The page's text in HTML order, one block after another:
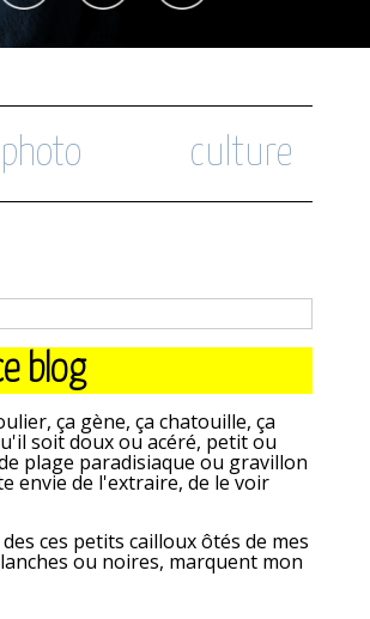
photo culture
blog
ça gène, ça chatouille, ça
soit doux ou acéré, petit ou
plage paradisiaque ou gravillon
envie de l'extraire, de le voir
ces petits cailloux ôtés de mes
ou noires, marquent mon